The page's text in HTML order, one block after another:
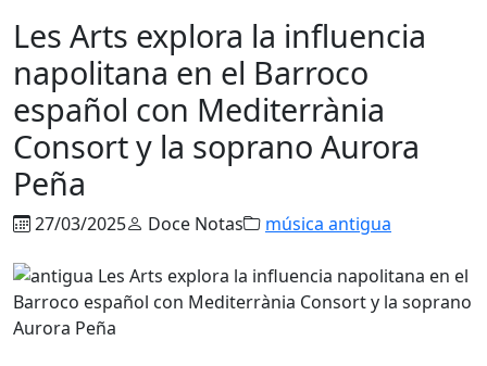
Les Arts explora la influencia
napolitana en el Barroco
español con Mediterrània
Consort y la soprano Aurora
Peña
27/03/2025 Doce Notas música antigua